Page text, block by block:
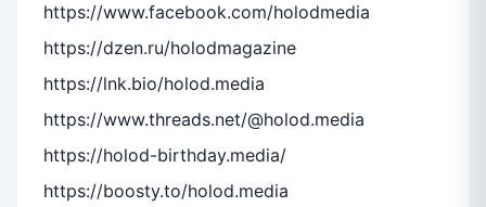
https://www.facebook.com/holodmedia
https://dzen.ru/holodmagazine
https://lnk.bio/holod.media
https://www.threads.net/@holod.media
https://holod-birthday.media/
https://boosty.to/holod.media